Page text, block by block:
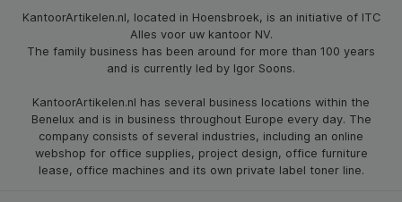
KantoorArtikelen.nl, located in Hoensbroek, is an initiative of ITC
Alles voor uw kantoor NV.
The family business has been around for more than 100 years
and is currently led by Igor Soons.
KantoorArtikelen.nl has several business locations within the
Benelux and is in business throughout Europe every day. The
company consists of several industries, including an online
webshop for office supplies, project design, office furniture
lease, office machines and its own private label toner line.